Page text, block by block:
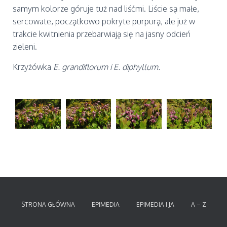
samym kolorze góruje tuż nad liśćmi. Liście są małe,
sercowate, początkowo pokryte purpurą, ale już w
trakcie kwitnienia przebarwiają się na jasny odcień
zieleni.
Krzyżówka E. grandiflorum i E. diphyllum.
STRONA GŁÓWNA EPIMEDIA EPIMEDIA I JA A – Z